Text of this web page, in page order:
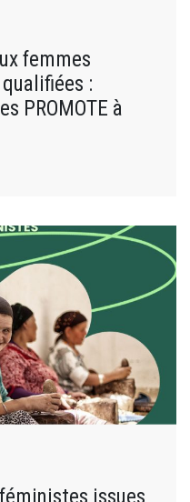
femmes
:
PROMOTE à
issues